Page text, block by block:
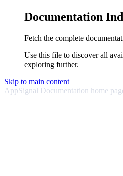
Documentation
Fetch the complete
Use this file to discover all
exploring further.
Skip to main content
AppSignal Documentation home